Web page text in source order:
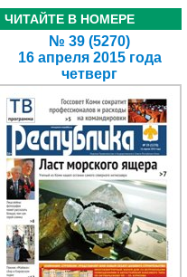
ЧИТАЙТЕ В НОМЕРЕ
№ 39 (5270)
16 апреля 2015 года
четверг